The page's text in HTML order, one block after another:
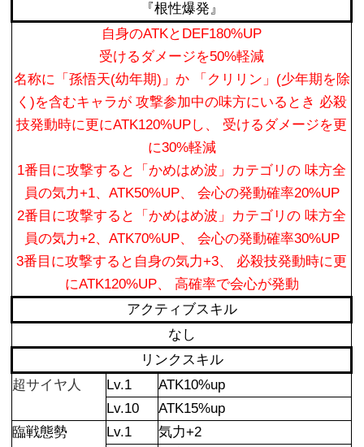
『根性爆発』
自身のATKとDEF180%UP
受けるダメージを50%軽減
名称に「孫悟天(幼年期)」か 「クリリン」(少年期を除
く)を含むキャラが 攻撃参加中の味方にいるとき 必殺
技発動時に更にATK120%UPし、 受けるダメージを更
に30%軽減
1番目に攻撃すると「かめはめ波」カテゴリの 味方全
員の気力+1、ATK50%UP、 会心の発動確率20%UP
2番目に攻撃すると「かめはめ波」カテゴリの 味方全
員の気力+2、ATK70%UP、 会心の発動確率30%UP
3番目に攻撃すると自身の気力+3、 必殺技発動時に更
にATK120%UP、 高確率で会心が発動
アクティブスキル
なし
リンクスキル
超サイヤ人
Lv.1
ATK10%up
Lv.10
ATK15%up
臨戦態勢
Lv.1
気力+2